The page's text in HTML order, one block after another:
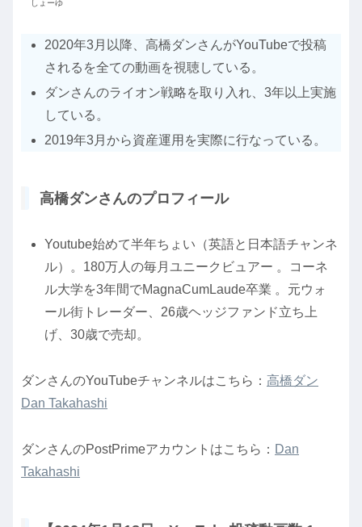
しょーゆ
2020年3月以降、高橋ダンさんがYouTubeで投稿
されるを全ての動画を視聴している。
ダンさんのライオン戦略を取り入れ、3年以上実施
している。
2019年3月から資産運用を実際に行なっている。
高橋ダンさんのプロフィール
Youtube始めて半年ちょい（英語と日本語チャンネ
ル）。180万人の毎月ユニークビュアー 。コーネ
ル大学を3年間でMagnaCumLaude卒業 。元ウォ
ール街トレーダー、26歳ヘッジファンド立ち上
げ、30歳で売却。
ダンさんのYouTubeチャンネルはこちら： 高橋ダン
Dan Takahashi
ダンさんのPostPrimeアカウントはこちら： Dan
Takahashi